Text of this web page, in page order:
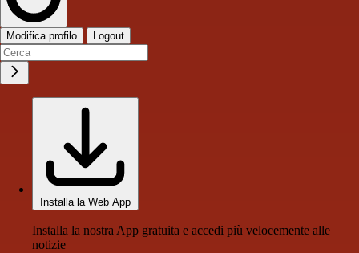
Modifica profilo Logout
Installa la Web App
Installa la nostra App gratuita e accedi più velocemente alle
notizie